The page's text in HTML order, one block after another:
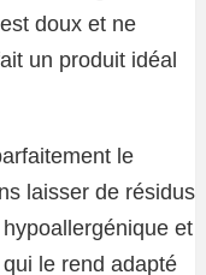
doux et ne
un produit idéal
le
laisser de résidus
et
le rend adapté